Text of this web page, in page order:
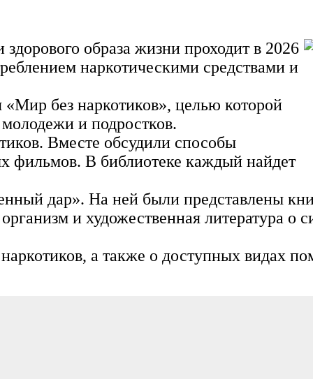
образа жизни проходит в 2026
наркотическими средствами и
без наркотиков», целью которой
и подростков.
Вместе обсудили способы
фильмов. В библиотеке каждый найдет
дар». На ней были представлены
и художественная литература о
а также о доступных видах